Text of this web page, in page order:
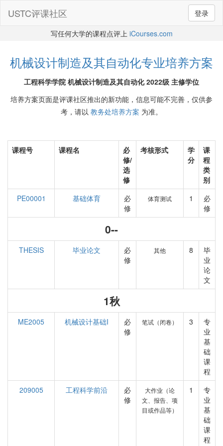
登录
USTC评课社区
写任何大学的课程点评上 iCourses.com
机械设计制造及其自动化专业培养方案
工程科学学院 机械设计制造及其自动化 2022级 主修学位
培养方案页面是评课社区推出的新功能，信息可能不完善，仅供参
考，请以 教务处培养方案 为准。
课程号 课程名
必
修/
选
修
考核形式
学
分
课
程
类
别
PE00001
基础体育
必
修
体育测试 1
必
修
0--
THESIS 毕业论文
必
修
其他 8
毕
业
论
文
1秋
ME2005 机械设计基础I
必
修
笔试（闭卷） 3
专
业
基
础
课
程
209005
工程科学前沿
必
修
大作业（论
文、报告、项
目或作品等）
1
专
业
基
础
课
程